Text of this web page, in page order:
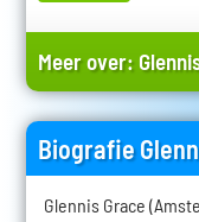
Meer over:
Biografie
Glennis Grace